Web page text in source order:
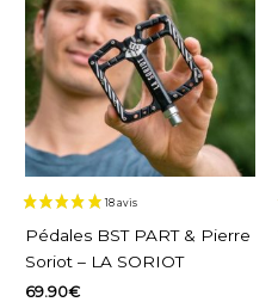
Pédales BST PART & Pierre
Soriot – LA SORIOT
69.90€